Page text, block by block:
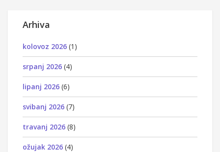
Arhiva
kolovoz 2026 (1)
srpanj 2026 (4)
lipanj 2026 (6)
svibanj 2026 (7)
travanj 2026 (8)
ožujak 2026 (4)